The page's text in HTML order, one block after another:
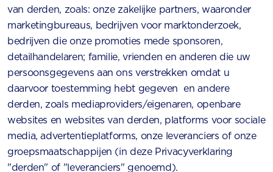
van derden, zoals: onze zakelijke partners, waaronder
marketingbureaus, bedrijven voor marktonderzoek,
bedrijven die onze promoties mede sponsoren,
detailhandelaren; familie, vrienden en anderen die uw
persoonsgegevens aan ons verstrekken omdat u
daarvoor toestemming hebt gegeven en andere
derden, zoals mediaproviders/eigenaren, openbare
websites en websites van derden, platforms voor sociale
media, advertentieplatforms, onze leveranciers of onze
groepsmaatschappijen (in deze Privacyverklaring
"derden" of "leveranciers" genoemd).